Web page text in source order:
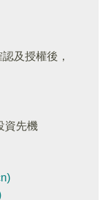
及授權後，
資先機